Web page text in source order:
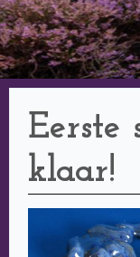
Eerste
klaar!